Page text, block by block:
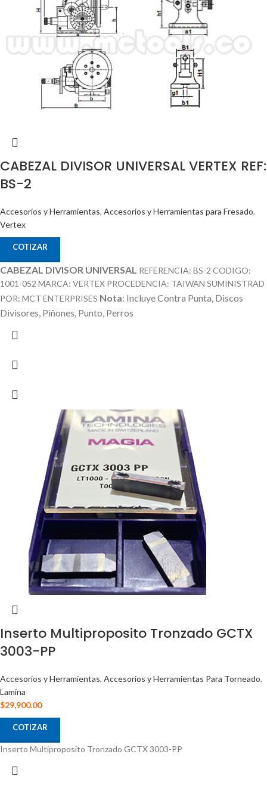
CABEZAL DIVISOR UNIVERSAL VERTEX REF:
BS-2
Accesorios y Herramientas, Accesorios y Herramientas para Fresado,
Vertex
COTIZAR
CABEZAL DIVISOR UNIVERSAL REFERENCIA: BS-2 CODIGO:
1001-052 MARCA: VERTEX PROCEDENCIA: TAIWAN SUMINISTRAD
POR: MCT ENTERPRISES Nota: Incluye Contra Punta, Discos
Divisores, Piñones, Punto, Perros
Inserto Multiproposito Tronzado GCTX
3003-PP
Accesorios y Herramientas, Accesorios y Herramientas Para Torneado,
Lamina
$29,900.00
COTIZAR
Inserto Multiproposito Tronzado GCTX 3003-PP